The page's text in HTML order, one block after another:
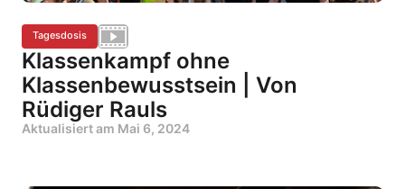
Tagesdosis
Klassenkampf ohne
Klassenbewusstsein | Von
Rüdiger Rauls
Aktualisiert am Mai 6, 2024